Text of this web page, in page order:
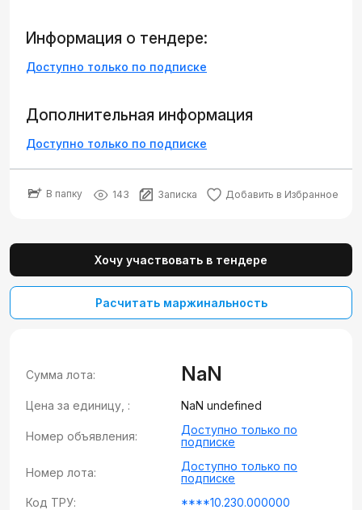
Информация о тендере:
Доступно только по подписке
Дополнительная информация
Доступно только по подписке
В папку 143 Записка Добавить в Избранное
Хочу участвовать в тендере
Расчитать маржинальность
Сумма лота: NaN
Цена за единицу, : NaN undefined
Номер объявления:
Доступно только по
подписке
Номер лота:
Доступно только по
подписке
Код ТРУ:
****10.230.000000